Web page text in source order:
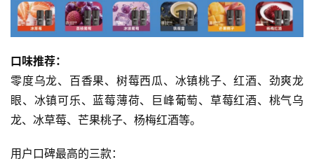
通
配
烟
弹
国
系
口味推荐：
零度乌龙、百香果、树莓西瓜、冰镇桃子、红酒、劲爽龙
眼、冰镇可乐、蓝莓薄荷、巨峰葡萄、草莓红酒、桃气乌
龙、冰草莓、芒果桃子、杨梅红酒等。
用户口碑最高的三款：